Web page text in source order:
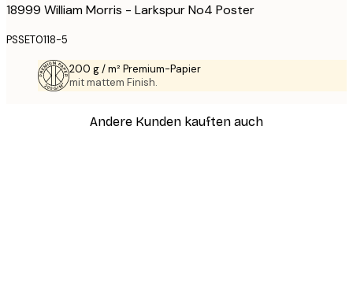
18999 William Morris - Larkspur No4 Poster
PSSET0118-5
200 g / m² Premium-Papier
mit mattem Finish.
Andere Kunden kauften auch